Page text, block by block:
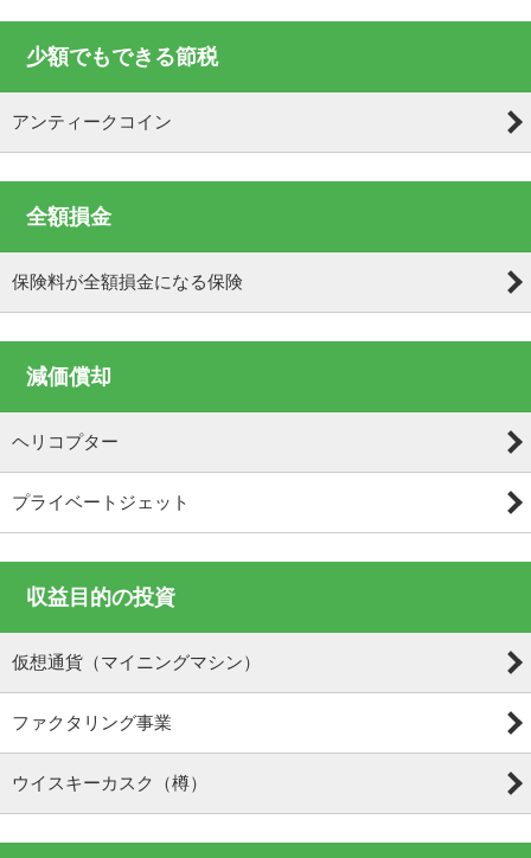
少額でもできる節税
アンティークコイン
全額損金
保険料が全額損金になる保険
減価償却
ヘリコプター
プライベートジェット
収益目的の投資
仮想通貨（マイニングマシン）
ファクタリング事業
ウイスキーカスク（樽）